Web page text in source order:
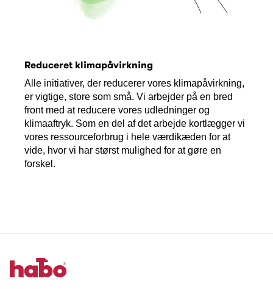
Reduceret klimapåvirkning
Alle initiativer, der reducerer vores klimapåvirkning,
er vigtige, store som små. Vi arbejder på en bred
front med at reducere vores udledninger og
klimaaftryk. Som en del af det arbejde kortlægger vi
vores ressourceforbrug i hele værdikæden for at
vide, hvor vi har størst mulighed for at gøre en
forskel.